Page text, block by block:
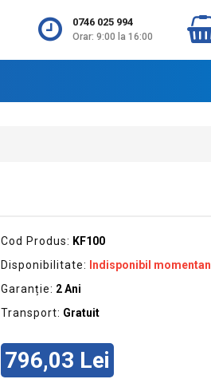
0746 025 994
Orar: 9:00 la 16:00
Cod Produs: KF100
Disponibilitate:
Indisponibil momentan
Garanție: 2 Ani
Transport: Gratuit
796,03 Lei